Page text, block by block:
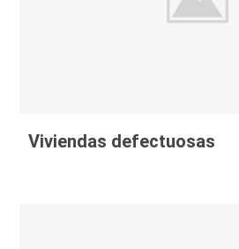
Viviendas defectuosas